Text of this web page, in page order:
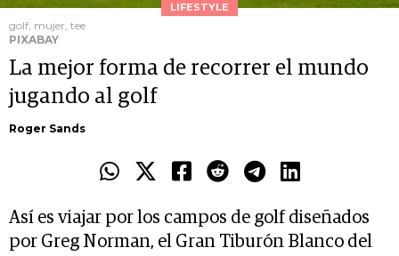
LIFESTYLE
golf, mujer, tee
PIXABAY
La mejor forma de recorrer el mundo
jugando al golf
Roger Sands
Así es viajar por los campos de golf diseñados
por Greg Norman, el Gran Tiburón Blanco del